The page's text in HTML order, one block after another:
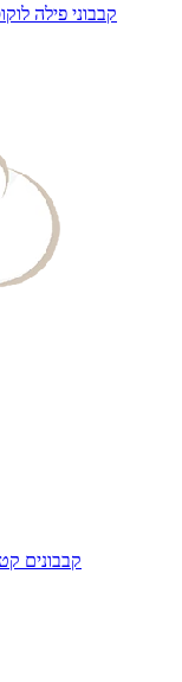
קבבוני פילה
קבבונים